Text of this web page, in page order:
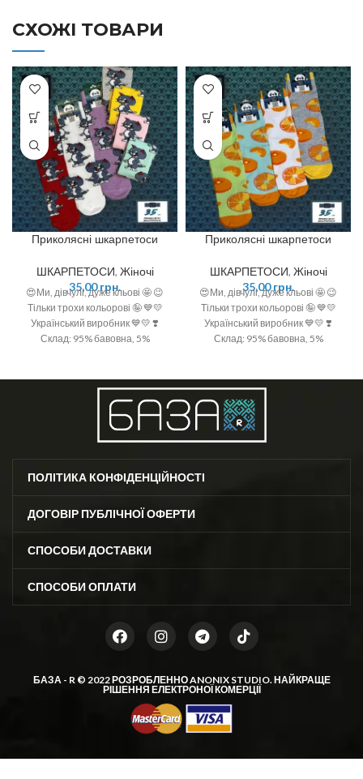
СХОЖІ ТОВАРИ
Приколясні шкарпетоси
ШКАРПЕТОСИ, Жіночі
35,00грн.
😍Ми, дівчулі, дуже кльові 🤩 😉
Тільки трохи кольорові 🤪 💙💛
Український виробник 💙💛 ❣️
Склад: 95% бавовна, 5%
Приколясні шкарпетоси
ШКАРПЕТОСИ, Жіночі
35,00грн.
😍Ми, дівчулі, дуже кльові 🤩 😉
Тільки трохи кольорові 🤪 💙💛
Український виробник 💙💛 ❣️
Склад: 95% бавовна, 5%
ПОЛІТИКА КОНФІДЕНЦІЙНОСТІ
ДОГОВІР ПУБЛІЧНОЇ ОФЕРТИ
СПОСОБИ ДОСТАВКИ
СПОСОБИ ОПЛАТИ
БАЗА - R © 2022 РОЗРОБЛЕННОANONIX STUDIO. НАЙКРАЩЕ
РІШЕННЯ ЕЛЕКТРОНОЇ КОМЕРЦІЇ